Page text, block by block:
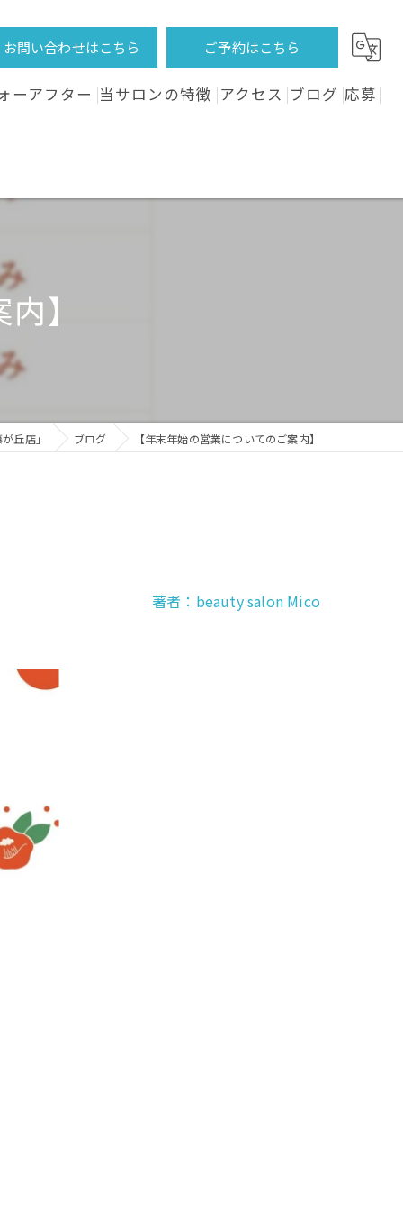
お問い合わせはこちら ご予約はこちら
ーアフター 当サロンの特徴
全身
アクセス ブログ 応募
】
丘店」 ブログ 【年末年始の営業についてのご案内】
著者：beauty salon Mico